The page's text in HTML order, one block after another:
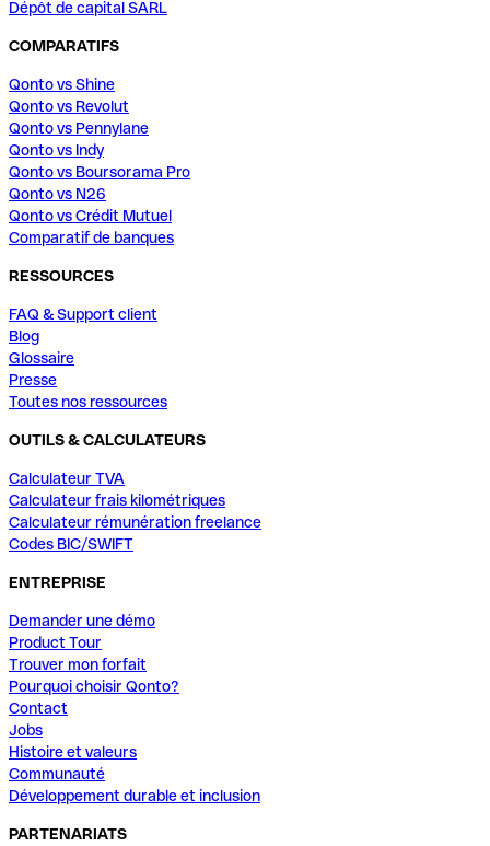
Dépôt de capital SARL
COMPARATIFS
Qonto vs Shine
Qonto vs Revolut
Qonto vs Pennylane
Qonto vs Indy
Qonto vs Boursorama Pro
Qonto vs N26
Qonto vs Crédit Mutuel
Comparatif de banques
RESSOURCES
FAQ & Support client
Blog
Glossaire
Presse
Toutes nos ressources
OUTILS & CALCULATEURS
Calculateur TVA
Calculateur frais kilométriques
Calculateur rémunération freelance
Codes BIC/SWIFT
ENTREPRISE
Demander une démo
Product Tour
Trouver mon forfait
Pourquoi choisir Qonto?
Contact
Jobs
Histoire et valeurs
Communauté
Développement durable et inclusion
PARTENARIATS